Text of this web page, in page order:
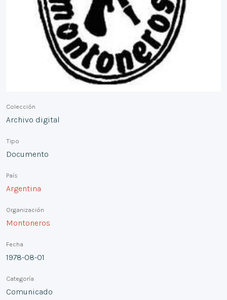
Colección
Archivo digital
Tipo
Documento
País
Argentina
Organización
Montoneros
Fecha
1978-08-01
Categoría
Comunicado